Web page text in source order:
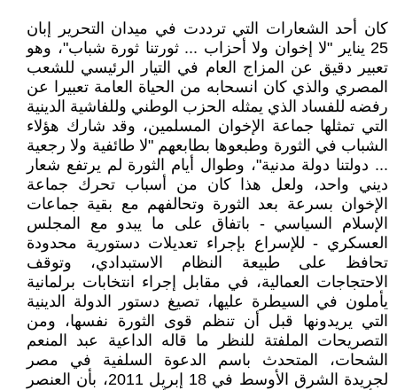
كان أحد الشعارات التي ترددت في ميدان التحرير إبان
25 يناير "لا إخوان ولا أحزاب ... ثورتنا ثورة شباب"، وهو
تعبير دقيق عن المزاج العام في التيار الرئيسي للشعب
المصري والذي كان انسحابه من الحياة العامة تعبيرا عن
رفضه للفساد الذي يمثله الحزب الوطني وللفاشية الدينية
التي تمثلها جماعة الإخوان المسلمين، وقد شارك هؤلاء
الشباب في الثورة وطبعوها بطابعهم "لا طائفية ولا رجعية
... دولتنا دولة مدنية"، وطوال أيام الثورة لم يرتفع شعار
ديني واحد، ولعل هذا كان من أسباب تحرك جماعة
الإخوان بسرعة بعد الثورة وتحالفهم مع بقية جماعات
الإسلام السياسي - باتفاق على ما يبدو مع المجلس
العسكري - للإسراع بإجراء تعديلات دستورية محدودة
تحافظ على طبيعة النظام الاستبدادي، وتوقف
الاحتجاجات العمالية، في مقابل إجراء انتخابات برلمانية
يأملون في السيطرة عليها، تصيغ دستور الدولة الدينية
التي يريدونها قبل أن تنظم قوى الثورة نفسها، ومن
التصريحات الملفتة للنظر ما قاله الداعية عبد المنعم
الشحات، المتحدث باسم الدعوة السلفية في مصر
لجريدة الشرق الأوسط في 18 إبريل 2011، بأن العنصر